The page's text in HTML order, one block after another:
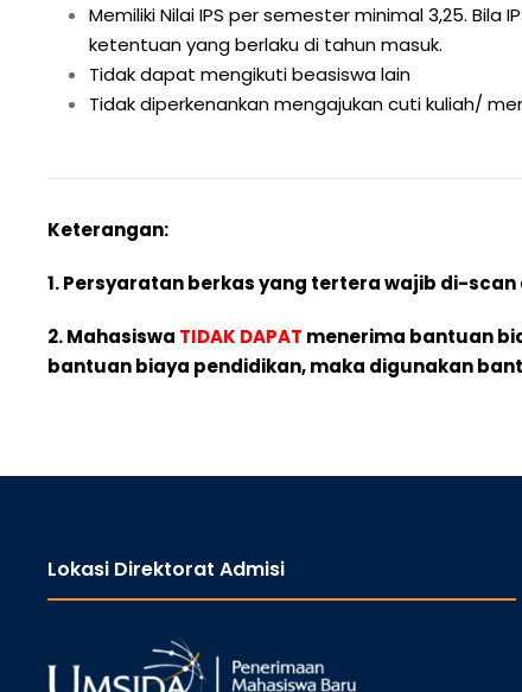
Memiliki Nilai IPS per semester minimal 3,25.
ketentuan yang berlaku di tahun masuk.
Tidak dapat mengikuti beasiswa lain
Tidak diperkenankan mengajukan cuti kuliah/
Keterangan:
1. Persyaratan berkas yang tertera wajib di-
2. Mahasiswa TIDAK DAPAT menerima bantuan
bantuan biaya pendidikan, maka digunakan
Lokasi Direktorat Admisi